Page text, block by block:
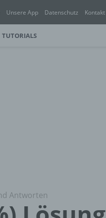
Unsere App Datenschutz Kontakt
TUTORIALS
Antworten